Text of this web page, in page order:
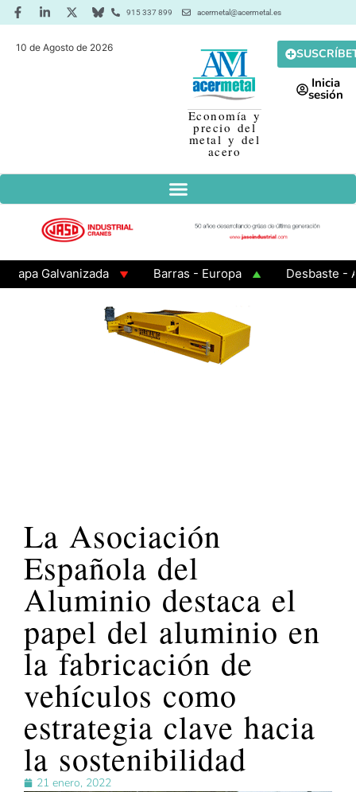
915 337 899 acermetal@acermetal.es
10 de Agosto de 2026
Economía y
precio del
metal y del
acero
Inicia
sesión
Galvanizada Barras - Europa
Desbaste - Asia
La Asociación
Española del
Aluminio destaca el
papel del aluminio en
la fabricación de
vehículos como
estrategia clave hacia
la sostenibilidad
21 enero, 2022